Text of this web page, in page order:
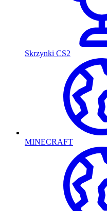
Skrzynki CS2
MINECRAFT